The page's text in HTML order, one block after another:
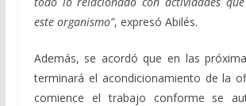
este organismo”, expresó Abilés.
Además, se acordó que en las
terminará el acondicionamiento de la
comience el trabajo conforme se